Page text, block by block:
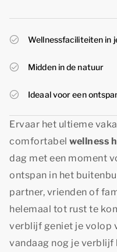
Wellnessfaciliteiten in
Midden in de natuur
Ideaal voor een
Ervaar het ultieme
comfortabel wellness
dag met een moment
ontspan in het
partner, vrienden of
helemaal tot rust te
verblijf geniet je volop
vandaag nog je verblijf